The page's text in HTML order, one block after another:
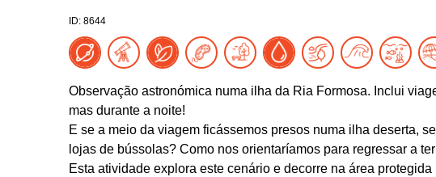
ID: 8644
Observação astronómica numa ilha da Ria Formosa. Inclui
mas durante a noite!
E se a meio da viagem ficássemos presos numa ilha deserta,
lojas de bússolas? Como nos orientaríamos para regressar a
Esta atividade explora este cenário e decorre na área